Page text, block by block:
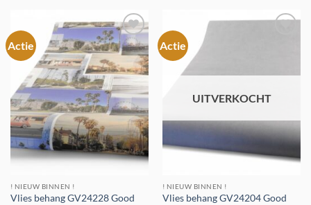
Actie
Toevoegen
aan
verlanglijst
! NIEUW BINNEN !
Vlies behang GV24228 Good
Actie
UITVERKOCHT
! NIEUW BINNEN !
Vlies behang GV24204 Good